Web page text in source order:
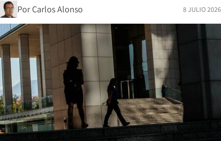
Por Carlos Alonso 8 JULIO 2026